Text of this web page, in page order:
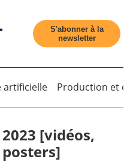
S'abonner à la
newsletter
artificielle Production et
2023 [vidéos,